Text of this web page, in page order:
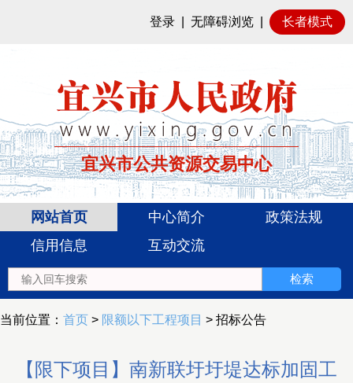
登录 无障碍浏览 长者模式
宜兴市公共资源交易中心
网站首页 中心简介
政策法规
信用信息
互动交流
当前位置： 首页 > 限额以下工程项目 > 招标公告
【限下项目】南新联圩圩堤达标加固工